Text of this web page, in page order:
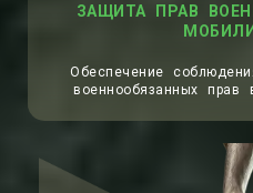
Обеспечение
военнообязанных прав